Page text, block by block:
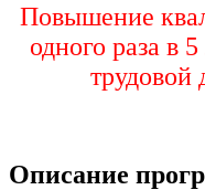
рабочих и
Повышение
одного раза в
трудовой
Описание